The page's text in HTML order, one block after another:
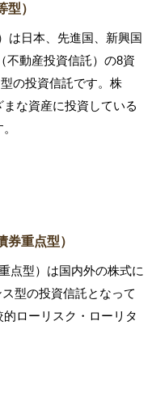
）
は日本、先進国、新興国
不動産投資信託）の8資
の投資信託です。株
な資産に投資している
重点型）
点型）は国内外の株式に
型の投資信託となって
ローリスク・ローリタ